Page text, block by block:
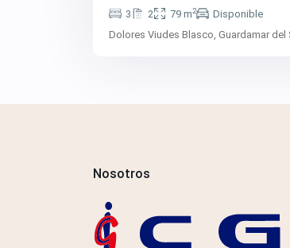
3 2 79 m2
Disponible
Dolores Viudes Blasco, Guardamar del
Nosotros